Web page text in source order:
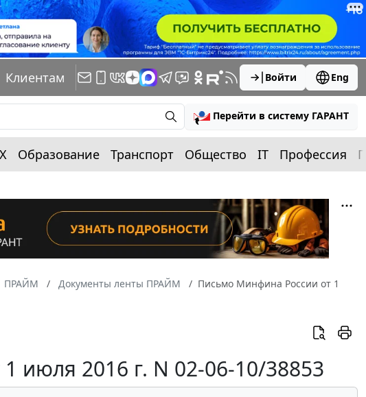
Клиентам Войти Eng
Перейти в систему ГАРАНТ
Образование Транспорт Общество IT Профессия
ПРАЙМ Документы ленты ПРАЙМ
Письмо Минфина России от 1
июля 2016 г. N 02-06-10/38853